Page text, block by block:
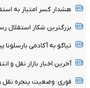
هشدار کسر امتیاز به
بزرگترین شکار استقلال
تیاگو به آکادمی
آخرین اخبار بازار نقل و
فوری: وضعیت پنجره نقل